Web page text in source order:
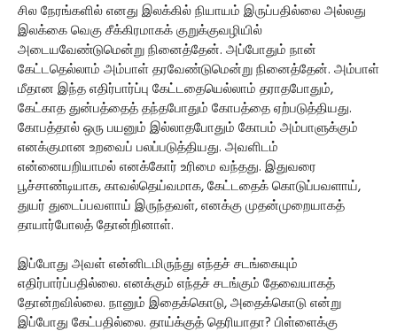
சில நேரங்களில் எனது இலக்கில் நியாயம் இருப்பதில்லை அல்லது
இலக்கை வெகு சீக்கிரமாகக் குறுக்குவழியில்
அடையவேண்டுமென்று நினைத்தேன். அப்போதும் நான்
கேட்டதெல்லாம் அம்பாள் தரவேண்டுமென்று நினைத்தேன். அம்பாள்
மீதான இந்த எதிர்பார்ப்பு கேட்டதையெல்லாம் தராதபோதும்,
கேட்காத துன்பத்தைத் தந்தபோதும் கோபத்தை ஏற்படுத்தியது.
கோபத்தால் ஒரு பயனும் இல்லாதபோதும் கோபம் அம்பாளுக்கும்
எனக்குமான உறவைப் பலப்படுத்தியது. அவளிடம்
என்னையறியாமல் எனக்கோர் உரிமை வந்தது. இதுவரை
பூச்சாண்டியாக, காவல்தெய்வமாக, கேட்டதைக் கொடுப்பவளாய்,
துயர் துடைப்பவளாய் இருந்தவள், எனக்கு முதன்முறையாகத்
தாயார்போலத் தோன்றினாள்.
இப்போது அவள் என்னிடமிருந்து எந்தச் சடங்கையும்
எதிர்பார்ப்பதில்லை. எனக்கும் எந்தச் சடங்கும் தேவையாகத்
தோன்றவில்லை. நானும் இதைக்கொடு, அதைக்கொடு என்று
இப்போது கேட்பதில்லை. தாய்க்குத் தெரியாதா? பிள்ளைக்கு